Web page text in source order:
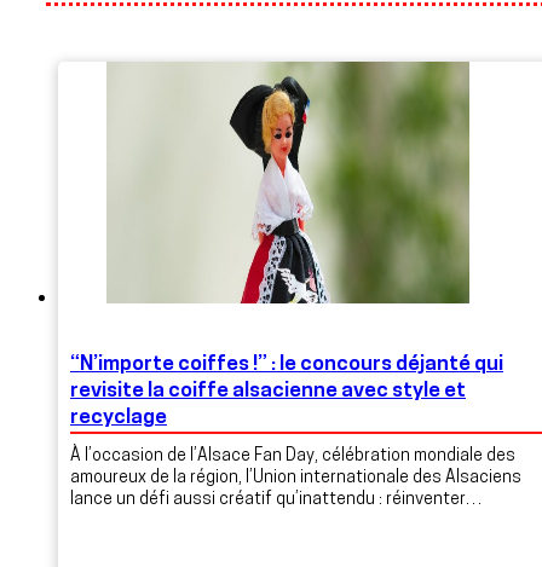
“N’importe coiffes !” : le concours déjanté qui
revisite la coiffe alsacienne avec style et
recyclage
À l’occasion de l’Alsace Fan Day, célébration mondiale des
amoureux de la région, l’Union internationale des Alsaciens
lance un défi aussi créatif qu’inattendu : réinventer…